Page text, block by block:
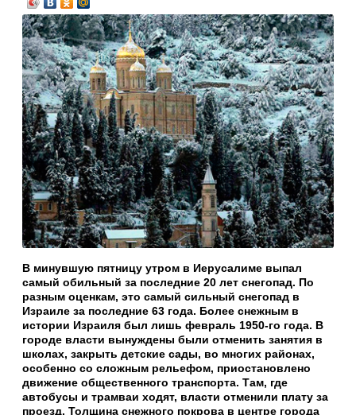
В минувшую пятницу утром в Иерусалиме выпал
самый обильный за последние 20 лет снегопад. По
разным оценкам, это самый сильный снегопад в
Израиле за последние 63 года. Более снежным в
истории Израиля был лишь февраль 1950-го года. В
городе власти вынуждены были отменить занятия в
школах, закрыть детские сады, во многих районах,
особенно со сложным рельефом, приостановлено
движение общественного транспорта. Там, где
автобусы и трамваи ходят, власти отменили плату за
проезд. Толщина снежного покрова в центре города